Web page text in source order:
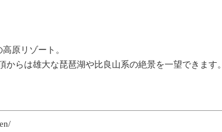
原リゾート。
らは雄大な琵琶湖や比良山系の絶景を一望できます。